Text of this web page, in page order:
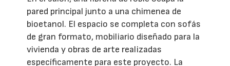
pared principal junto a una chimenea de
bioetanol. El espacio se completa con sofás
de gran formato, mobiliario diseñado para la
vivienda y obras de arte realizadas
específicamente para este proyecto. La